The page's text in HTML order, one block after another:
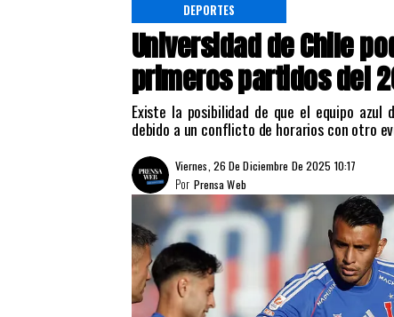
Universidad de Chile
primeros partidos del
Existe la posibilidad de que el equipo
debido a un conflicto de horarios con otro
DEPORTES
Viernes, 26 De Diciembre De 2025 10:17
Prensa Web
Por